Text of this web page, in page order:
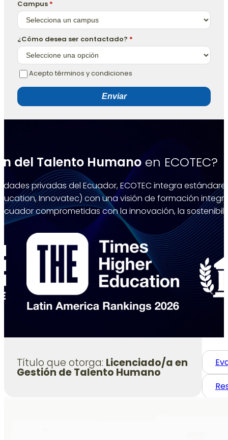
Campus *
¿Cómo desea ser contactado? *
Acepto términos y condiciones
Enviar
del Talento Humano en ECOTEC?
privadas del Ecuador, ECOTEC integra
Innovatec) con una visión de formación
comprometidas con la innovación, la
Título que otorga: Licenciado/a en
Gestión de Talento Humano